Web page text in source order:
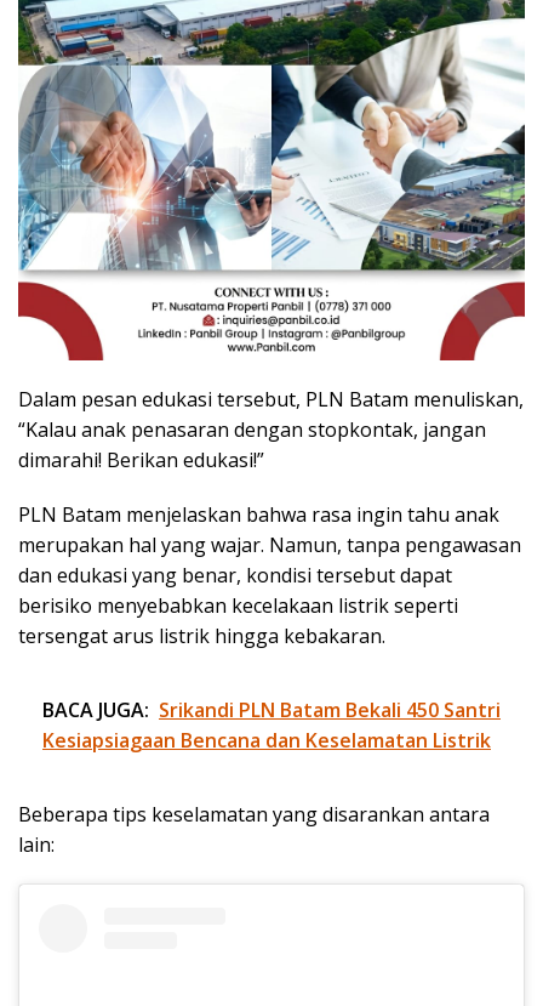
Dalam pesan edukasi tersebut, PLN Batam menuliskan,
“Kalau anak penasaran dengan stopkontak, jangan
dimarahi! Berikan edukasi!”
PLN Batam menjelaskan bahwa rasa ingin tahu anak
merupakan hal yang wajar. Namun, tanpa pengawasan
dan edukasi yang benar, kondisi tersebut dapat
berisiko menyebabkan kecelakaan listrik seperti
tersengat arus listrik hingga kebakaran.
BACA JUGA: Srikandi PLN Batam Bekali 450 Santri
Kesiapsiagaan Bencana dan Keselamatan Listrik
Beberapa tips keselamatan yang disarankan antara
lain: